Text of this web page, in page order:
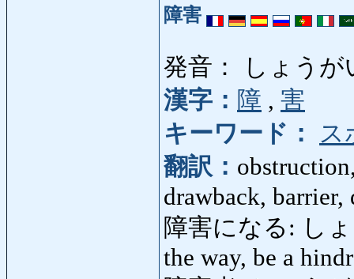
障害
発音： しょうが
漢字： 障 , 害
キーワード：
ス
翻訳：
drawback,
障害になる: し
the way, be a